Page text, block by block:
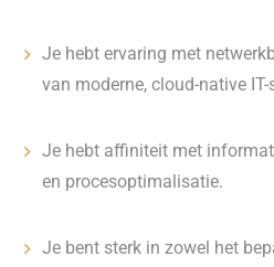
Je hebt ervaring met
van moderne, cloud-native
Je hebt affiniteit met
en procesoptimalisatie.
Je bent sterk in zowel het